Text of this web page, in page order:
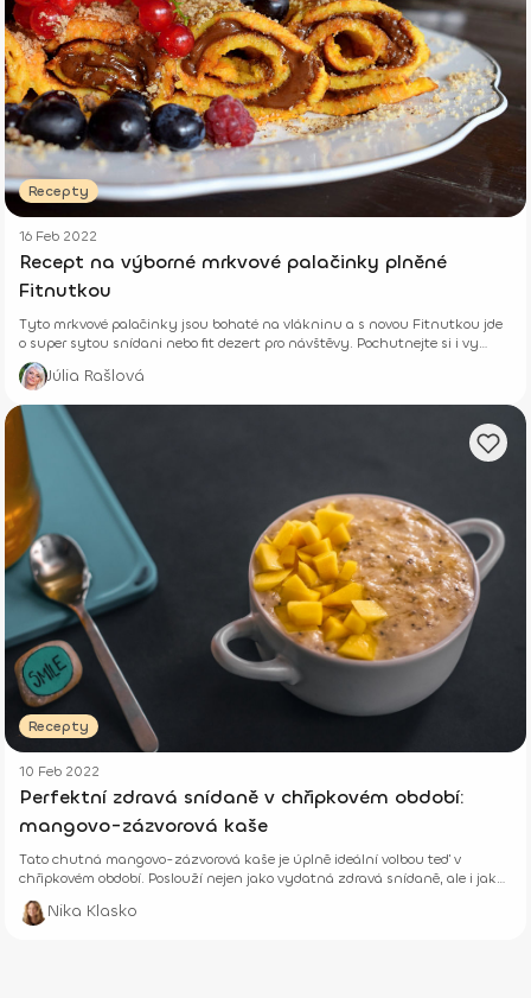
Recepty
16 Feb 2022
Recept na výborné mrkvové palačinky plněné
Fitnutkou
Tyto mrkvové palačinky jsou bohaté na vlákninu a s novou Fitnutkou jde
o super sytou snídani nebo fit dezert pro návštěvy. Pochutnejte si i vy
doma.
Júlia Rašlová
Recepty
10 Feb 2022
Perfektní zdravá snídaně v chřipkovém období:
mangovo-zázvorová kaše
Tato chutná mangovo-zázvorová kaše je úplně ideální volbou teď v
chřipkovém období. Poslouží nejen jako vydatná zdravá snídaně, ale i jako
prevence.
Nika Klasko